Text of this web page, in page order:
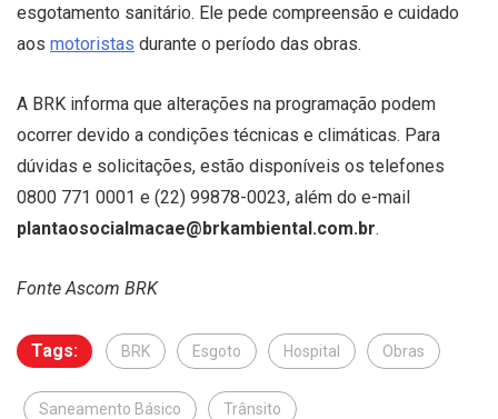
esgotamento sanitário. Ele pede compreensão e cuidado
aos motoristas durante o período das obras.
A BRK informa que alterações na programação podem
ocorrer devido a condições técnicas e climáticas. Para
dúvidas e solicitações, estão disponíveis os telefones
0800 771 0001 e (22) 99878-0023, além do e-mail
plantaosocialmacae@brkambiental.com.br.
Fonte Ascom BRK
Tags: BRK Esgoto Hospital Obras
Saneamento Básico Trânsito